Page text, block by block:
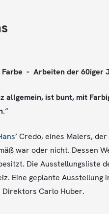
Farbe - Arbeiten der 60iger
allgemein, ist bunt, mit
.“
’ Credo, eines Malers,
war oder nicht. Dessen
Die Ausstellungsliste
Eine geplante
Direktors Carlo Huber.